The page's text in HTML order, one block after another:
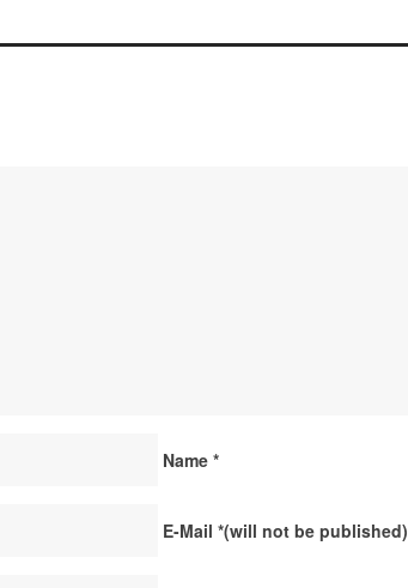
Name *
E-Mail *(will not be published)